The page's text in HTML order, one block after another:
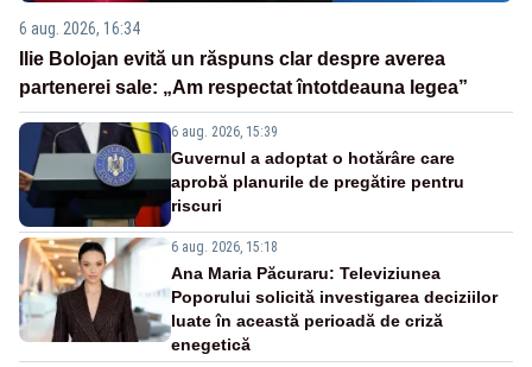
6 aug. 2026, 16:34
Ilie Bolojan evită un răspuns clar despre averea
partenerei sale: „Am respectat întotdeauna legea”
6 aug. 2026, 15:39
Guvernul a adoptat o hotărâre care
aprobă planurile de pregătire pentru
riscuri
6 aug. 2026, 15:18
Ana Maria Păcuraru: Televiziunea
Poporului solicită investigarea deciziilor
luate în această perioadă de criză
enegetică